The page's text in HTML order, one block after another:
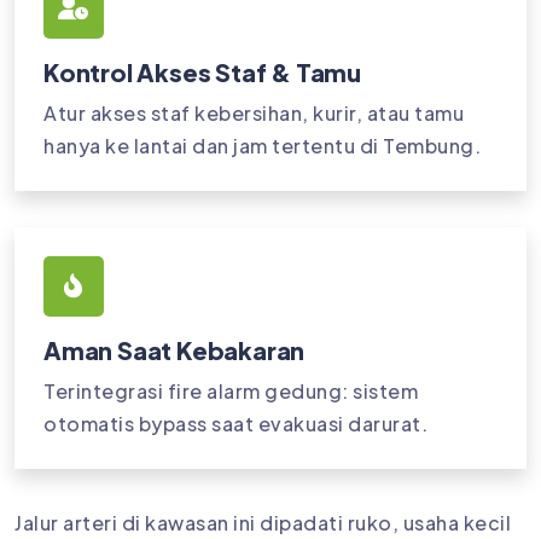
Kontrol Akses Staf & Tamu
Atur akses staf kebersihan, kurir, atau tamu
hanya ke lantai dan jam tertentu di Tembung.
Aman Saat Kebakaran
Terintegrasi fire alarm gedung: sistem
otomatis bypass saat evakuasi darurat.
Jalur arteri di kawasan ini dipadati ruko, usaha kecil